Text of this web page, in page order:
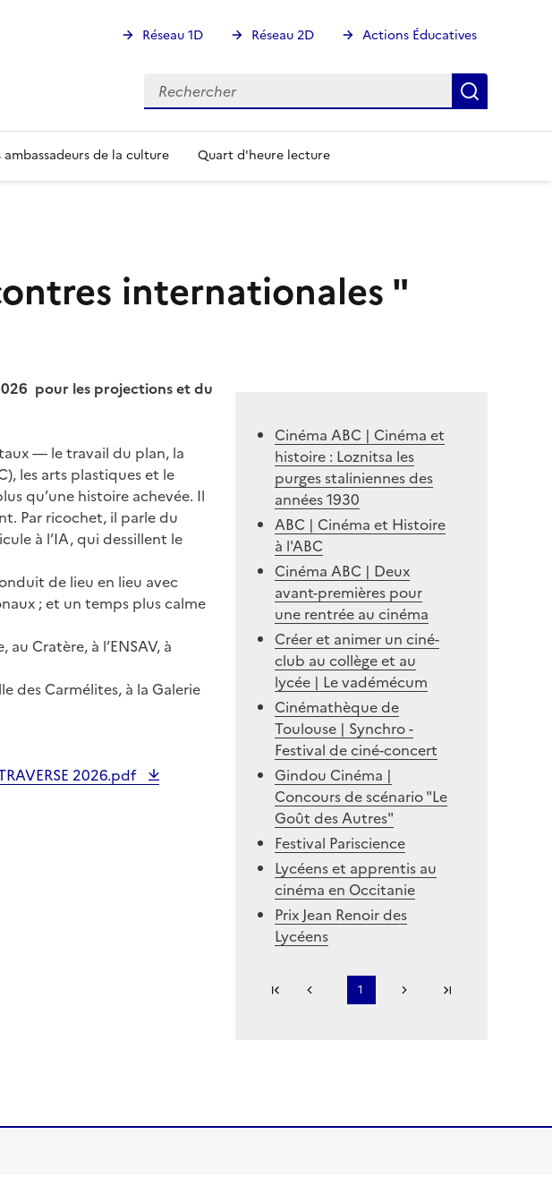
Réseau 1D Réseau 2D Actions Éducatives
Rechercher
Rechercher
ambassadeurs de la culture Quart d'heure lecture
internationales "
pour les projections et du
— le travail du plan, la
les arts plastiques et le
qu’une histoire achevée. Il
Par ricochet, il parle du
à l’IA, qui dessillent le
de lieu en lieu avec
; et un temps plus calme
Cratère, à l’ENSAV, à
des Carmélites, à la Galerie
2026.pdf
Cinéma ABC | Cinéma et
histoire : Loznitsa les
purges staliniennes des
années 1930
ABC | Cinéma et Histoire
à l'ABC
Cinéma ABC | Deux
avant-premières pour
une rentrée au cinéma
Créer et animer un ciné-
club au collège et au
lycée | Le vadémécum
Cinémathèque de
Toulouse | Synchro -
Festival de ciné-concert
Gindou Cinéma |
Concours de scénario "Le
Goût des Autres"
Festival Pariscience
Lycéens et apprentis au
cinéma en Occitanie
Prix Jean Renoir des
Lycéens
Première page1
Page suivanteDernière page